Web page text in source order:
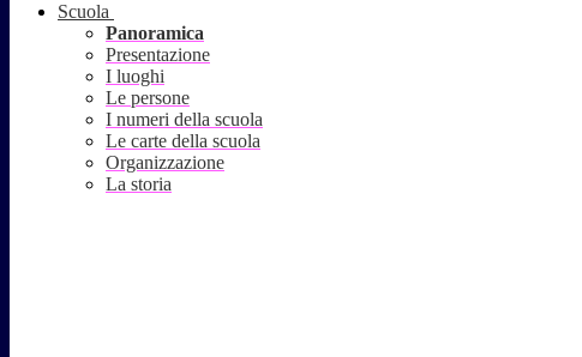
Scuola
Panoramica
Presentazione
I luoghi
Le persone
I numeri della scuola
Le carte della scuola
Organizzazione
La storia